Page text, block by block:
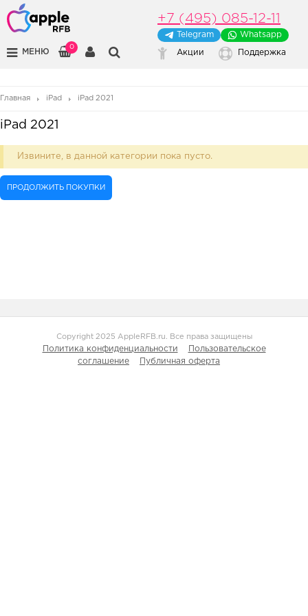
МЕНЮ
0
+7 (495) 085-12-11
Telegram Whatsapp
Акции Поддержка
Главная iPad iPad 2021
iPad 2021
Извините, в данной категории пока пусто.
ПРОДОЛЖИТЬ ПОКУПКИ
Copyright 2025 AppleRFB.ru. Все права защищены
Политика конфиденциальности
Пользовательское
соглашение
Публичная оферта